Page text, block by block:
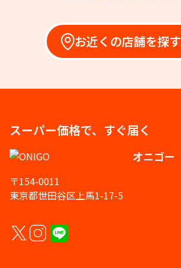
お近くの店舗を探す
スーパー価格で、すぐ届く
オニゴー
〒154-0011
東京都世田谷区上馬1-17-5